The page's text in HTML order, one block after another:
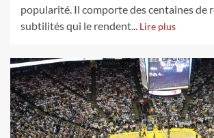
popularité. Il comporte des centaines de
subtilités qui le rendent... Lire plus